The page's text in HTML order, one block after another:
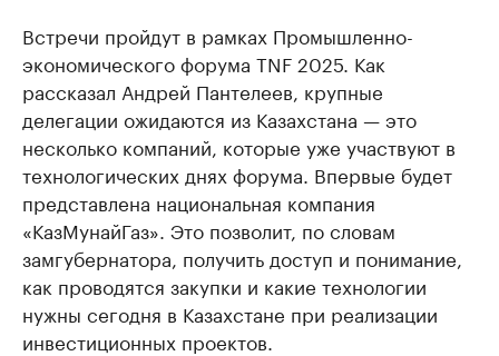
Встречи пройдут в рамках Промышленно-
экономического форума TNF 2025. Как
рассказал Андрей Пантелеев, крупные
делегации ожидаются из Казахстана — это
несколько компаний, которые уже участвуют в
технологических днях форума. Впервые будет
представлена национальная компания
«КазМунайГаз». Это позволит, по словам
замгубернатора, получить доступ и понимание,
как проводятся закупки и какие технологии
нужны сегодня в Казахстане при реализации
инвестиционных проектов.